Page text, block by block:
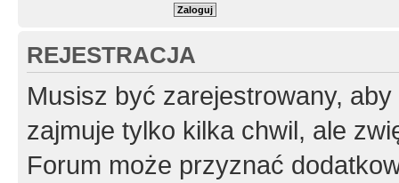
REJESTRACJA
Musisz być zarejestrowany,
zajmuje tylko kilka chwil, ale
Forum może przyznać